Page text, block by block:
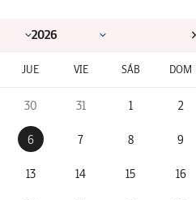
JUE VIE SÁB DOM
30 31 1 2
6 7 8 9
13 14 15 16